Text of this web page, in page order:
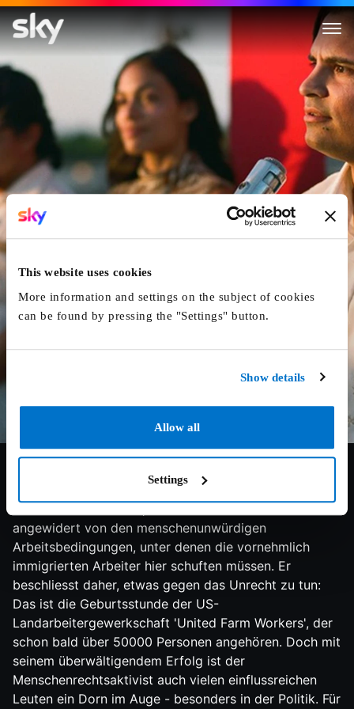
This website uses cookies
More information and settings on the subject of cookies
can be found by pressing the "Settings" button.
Show details
Allow all
Settings
Cesar Chavez
6.2/10 2014 101 min Drama
César Estrada Chávez ist ein Migrant, der wie viele
Leben zu finden. Dabei heuert er als Arbeiter auf einer
Farm in Kalifornien an, doch schon sehr bald ist er
angewidert von den menschenunwürdigen
Arbeitsbedingungen, unter denen die vornehmlich
immigrierten Arbeiter hier schuften müssen. Er
beschliesst daher, etwas gegen das Unrecht zu tun:
Das ist die Geburtsstunde der US-
Landarbeitergewerkschaft 'United Farm Workers', der
schon bald über 50000 Personen angehören. Doch mit
seinem überwältigendem Erfolg ist der
Menschenrechtsaktivist auch vielen einflussreichen
Leuten ein Dorn im Auge - besonders in der Politik. Für